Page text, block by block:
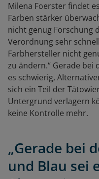
Milena Foerster findet
Farben stärker
nicht genug Forschung
Verordnung sehr
Farbhersteller nicht
zu ändern.“ Gerade bei
es schwierig,
sich ein Teil der
Untergrund verlagern
keine Kontrolle mehr.
„Gerade bei
und Blau sei